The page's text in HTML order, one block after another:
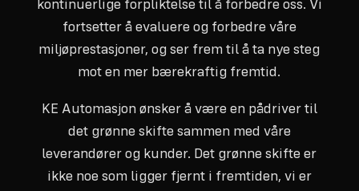
kontinuerlige forpliktelse til å forbedre oss. Vi
fortsetter å evaluere og forbedre våre
miljøprestasjoner, og ser frem til å ta nye steg
mot en mer bærekraftig fremtid.
KE Automasjon ønsker å være en pådriver til
det grønne skifte sammen med våre
leverandører og kunder. Det grønne skifte er
ikke noe som ligger fjernt i fremtiden, vi er